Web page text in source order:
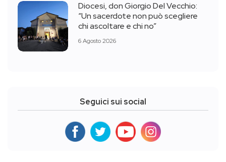
Diocesi, don Giorgio Del Vecchio:
“Un sacerdote non può scegliere
chi ascoltare e chi no”
6 Agosto 2026
Seguici sui social